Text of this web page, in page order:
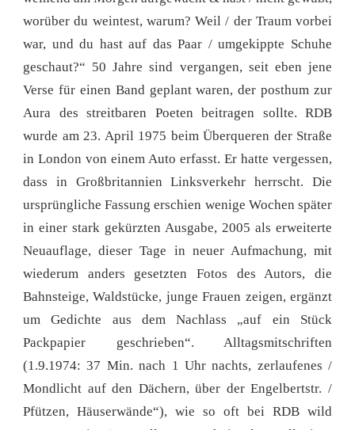
worüber du weintest, warum? Weil / der Traum vorbei
war, und du hast auf das Paar / umgekippte Schuhe
geschaut?“ 50 Jahre sind vergangen, seit eben jene
Verse für einen Band geplant waren, der posthum zur
Aura des streitbaren Poeten beitragen sollte. RDB
wurde am 23. April 1975 beim Überqueren der Straße
in London von einem Auto erfasst. Er hatte vergessen,
dass in Großbritannien Linksverkehr herrscht. Die
ursprüngliche Fassung erschien wenige Wochen später
in einer stark gekürzten Ausgabe, 2005 als erweiterte
Neuauflage, dieser Tage in neuer Aufmachung, mit
wiederum anders gesetzten Fotos des Autors, die
Bahnsteige, Waldstücke, junge Frauen zeigen, ergänzt
um Gedichte aus dem Nachlass „auf ein Stück
Packpapier geschrieben“. Alltagsmitschriften
(1.9.1974: 37 Min. nach 1 Uhr nachts, zerlaufenes /
Mondlicht auf den Dächern, über der Engelbertstr. /
Pfützen, Häuserwände“), wie so oft bei RDB wild